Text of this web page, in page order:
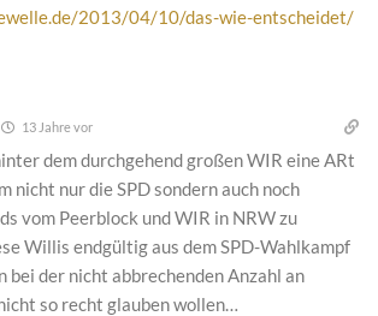
2013/04/10/das-wie-entscheidet/
13 Jahre vor
dem durchgehend großen WIR eine ARt
nicht nur die SPD sondern auch noch
vom Peerblock und WIR in NRW zu
Willis endgültig aus dem SPD-Wahlkampf
bei der nicht abbrechenden Anzahl an
so recht glauben wollen…